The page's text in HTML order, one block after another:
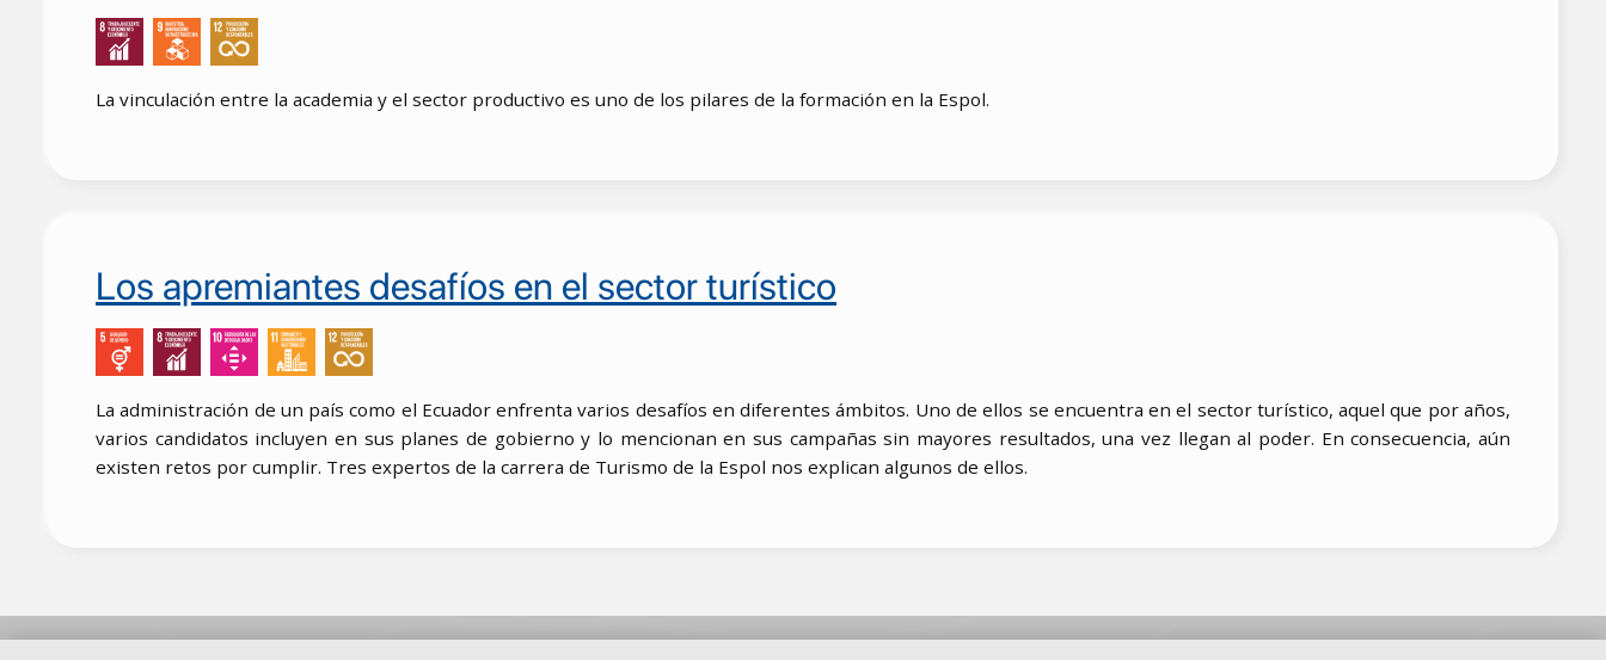
La vinculación entre la academia y el sector productivo es uno de los pilares de la formación en la Espol.
Los apremiantes desafíos en el sector turístico
La administración de un país como el Ecuador enfrenta varios desafíos en diferentes ámbitos. Uno de ellos se encuentra en el sector turístico, aquel que por años,
varios candidatos incluyen en sus planes de gobierno y lo mencionan en sus campañas sin mayores resultados, una vez llegan al poder. En consecuencia, aún
existen retos por cumplir. Tres expertos de la carrera de Turismo de la Espol nos explican algunos de ellos.